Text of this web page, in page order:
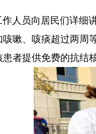
人员向居民们详细
嗽、咳痰超过两
者提供免费的抗结